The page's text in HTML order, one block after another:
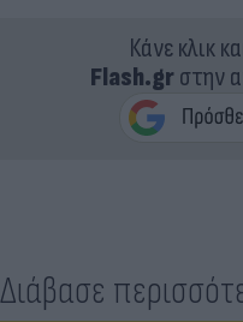
Κάνε κλικ
Flash.grστην
Διάβασε